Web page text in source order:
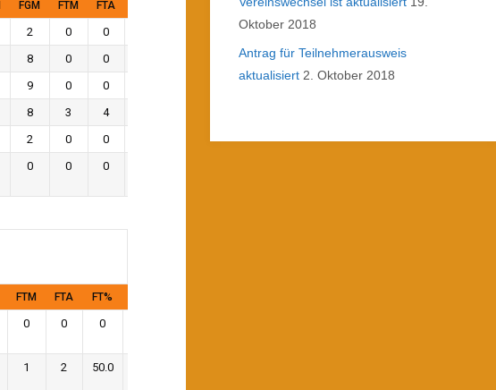
FGM FTM FTA
2 0 0
8 0 0
9 0 0
8 3 4
2 0 0
0 0 0
FTM FTA FT%
0 0 0
1 2 50.0
Oktober 2018
Antrag für Teilnehmerausweis
aktualisiert 2. Oktober 2018